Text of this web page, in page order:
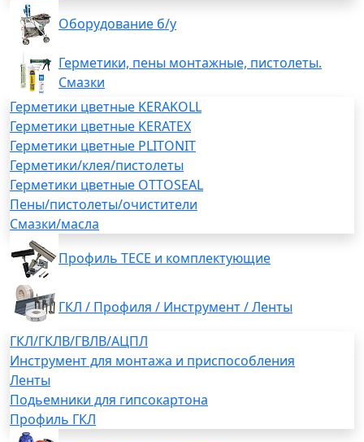
Оборудование б/у
Герметики, пены монтажные, пистолеты.
Смазки
Герметики цветные KERAKOLL
Герметики цветные KERATEX
Герметики цветные PLITONIT
Герметики/клея/пистолеты
Герметики цветные OTTOSEAL
Пены/пистолеты/очистители
Смазки/масла
Профиль TECE и комплектующие
ГКЛ / Профиля / Инструмент / Ленты
ГКЛ/ГКЛВ/ГВЛВ/АЦПЛ
Инструмент для монтажа и приспособления
Ленты
Подьемники для гипсокартона
Профиль ГКЛ